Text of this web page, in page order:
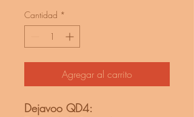
Cantidad *
Agregar al carrito
Dejavoo QD4: